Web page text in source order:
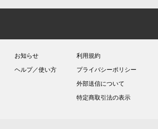
お知らせ
ヘルプ／使い方
利用規約
プライバシーポリシー
外部送信について
特定商取引法の表示